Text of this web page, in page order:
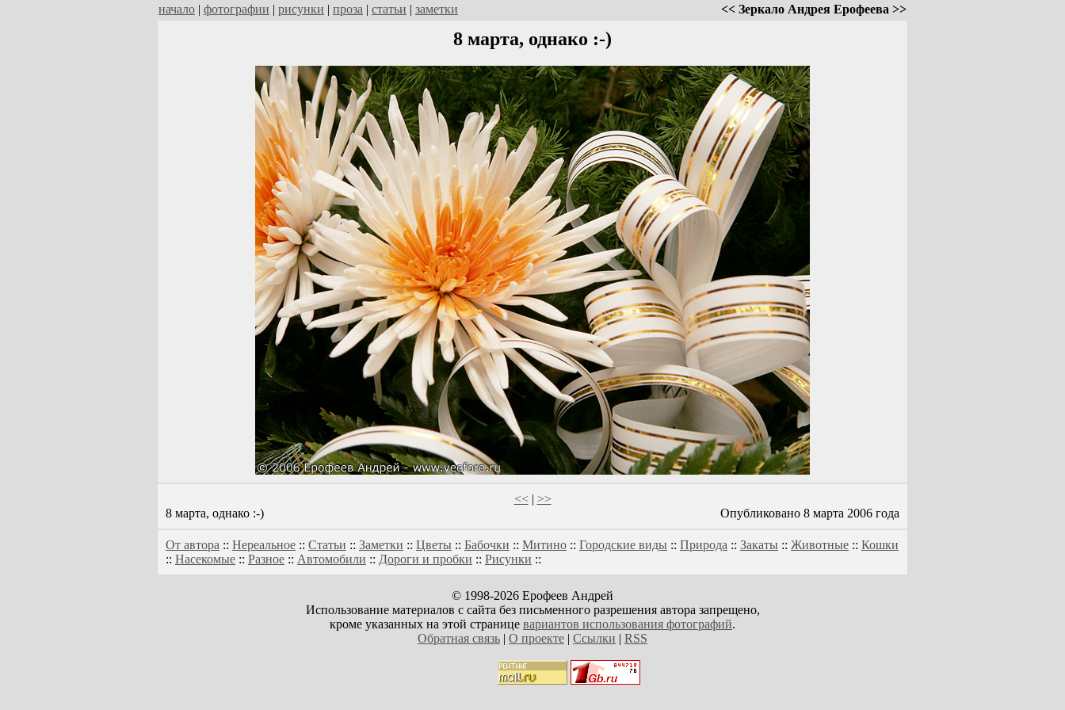
начало | фотографии | рисунки | проза | статьи | заметки << Зеркало Андрея Ерофеева >>
8 марта, однако :-)
<<| >>
8 марта, однако :-)
Опубликовано 8 марта 2006 года
От автора :: Нереальное :: Статьи :: Заметки :: Цветы :: Бабочки :: Митино :: Городские виды :: Природа :: Закаты :: Животные :: Кошки
:: Насекомые :: Разное :: Автомобили :: Дороги и пробки :: Рисунки ::
© 1998-2026 Ерофеев Андрей
Использование материалов с сайта без письменного разрешения автора запрещено,
кроме указанных на этой странице вариантов использования фотографий.
Обратная связь | О проекте | Ссылки | RSS